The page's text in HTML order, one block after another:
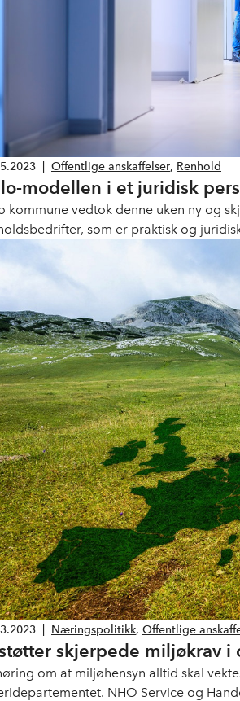
Offentlige anskaffelser, Renhold
modellen i et juridisk
kommune vedtok denne uken ny og
som er praktisk og
juridiske kommentarer.
Næringspolitikk, Offentlige
skjerpede miljøkrav i
om at miljøhensyn alltid skal
NHO Service og